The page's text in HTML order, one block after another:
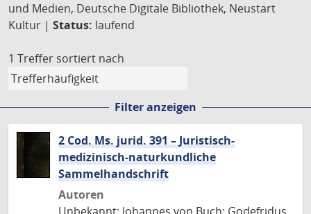
und Medien, Deutsche Digitale Bibliothek, Neustart
Kultur | Status: laufend
1 Treffer sortiert nach
Filter anzeigen
2 Cod. Ms. jurid. 391 – Juristisch-
medizinisch-naturkundliche
Sammelhandschrift
Autoren